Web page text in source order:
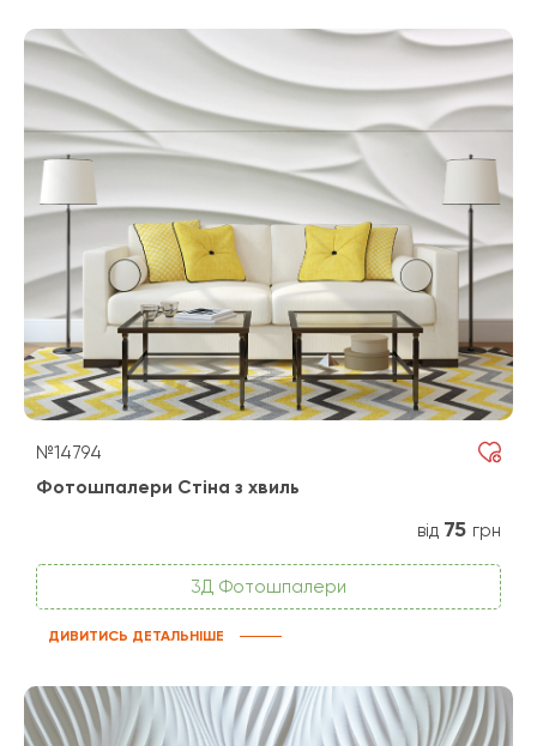
№14794
Фотошпалери Стіна з хвиль
від 75 грн
3Д Фотошпалери
ДИВИТИСЬ ДЕТАЛЬНІШЕ